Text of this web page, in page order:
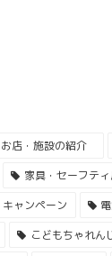
お店・施設の紹介
家具・セーフテ
キャンペーン
こどもちゃれん